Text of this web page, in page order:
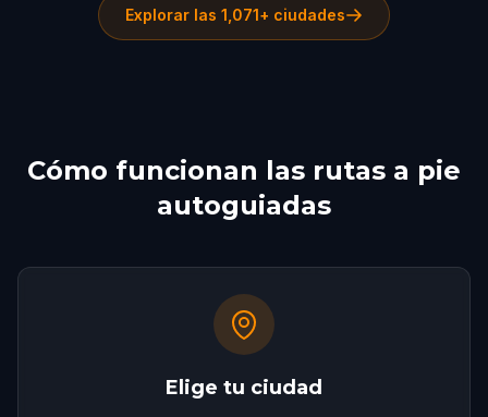
Explorar las 1,071+ ciudades
Cómo funcionan las rutas a pie
autoguiadas
Elige tu ciudad